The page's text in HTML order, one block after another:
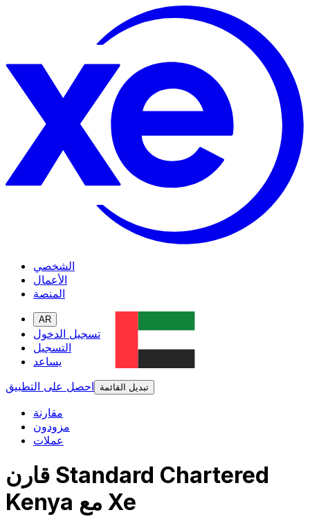
الشخصي
الأعمال
المنصة
AR
تسجيل الدخول
التسجيل
يساعد
احصل على التطبيق
تبديل القائمة
مقارنة
مزودون
عملات
قارن Standard Chartered
Kenya مع Xe